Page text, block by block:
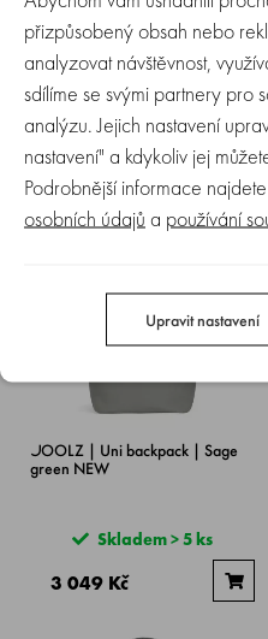
JOOLZ | Uni backpack | Stone
grey NEW
Skladem > 5 ks
3 049 Kč
JOOLZ | Uni backpack | Sage
green NEW
Skladem > 5 ks
3 049 Kč
přizpůsobený obsah nebo
analyzovat návštěvnost,
sdílíme se svými partnery pro
analýzu. Jejich nastavení
nastavení" a kdykoliv jej
Podrobnější informace
osobních údajů a používání
Upravit nastavení